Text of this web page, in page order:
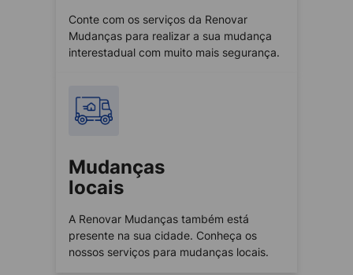
Conte com os serviços da Renovar
Mudanças para realizar a sua mudança
interestadual com muito mais segurança.
Mudanças
locais
A Renovar Mudanças também está
presente na sua cidade. Conheça os
nossos serviços para mudanças locais.